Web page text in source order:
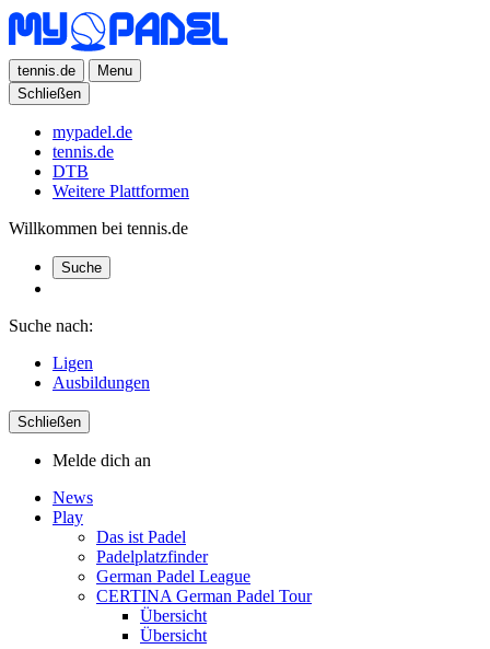
tennis.de
Menu
Schließen
mypadel.de
tennis.de
DTB
Weitere Plattformen
Willkommen bei tennis.de
Suche
Suche nach:
Ligen
Ausbildungen
Schließen
Melde dich an
News
Play
Das ist Padel
Padelplatzfinder
German Padel League
CERTINA German Padel Tour
Übersicht
Übersicht